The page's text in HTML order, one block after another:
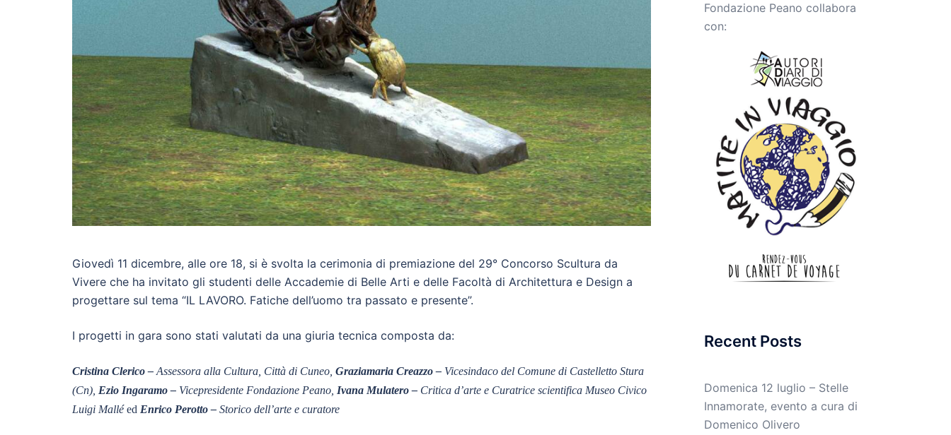
Giovedì 11 dicembre, alle ore 18, si è svolta la cerimonia di premiazione del 29° Concorso Scultura da
Vivere che ha invitato gli studenti delle Accademie di Belle Arti e delle Facoltà di Architettura e Design a
progettare sul tema “IL LAVORO. Fatiche dell’uomo tra passato e presente”.
I progetti in gara sono stati valutati da una giuria tecnica composta da:
Cristina Clerico – Assessora alla Cultura, Città di Cuneo, Graziamaria Creazzo – Vicesindaco del Comune di Castelletto Stura
(Cn), Ezio Ingaramo – Vicepresidente Fondazione Peano, Ivana Mulatero – Critica d’arte e Curatrice scientifica Museo Civico
Luigi Malléed Enrico Perotto – Storico dell’arte e curatore
Fondazione Peano collabora
con:
Recent Posts
Domenica 12 luglio – Stelle
Innamorate, evento a cura di
Domenico Olivero